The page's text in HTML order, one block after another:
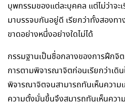
บุพกรรมของแต่ละบุคคล แต่ไม่ว่าจะ
มาบรรจบกันอยู่ดี เรียกว่าทั้งสองท
ขาดอย่างหนึ่งอย่างใดไม่ได้
กรรมฐานเป็นชื่อกลางของการฝึก
การตามพิจารณาจิตก่อนเรียกว่าเดิ
พิจารณาจิตจนสามารถทันเห็นความ
ความตั้งมั่นขึ้นจึงสมารถทันเห็นควา